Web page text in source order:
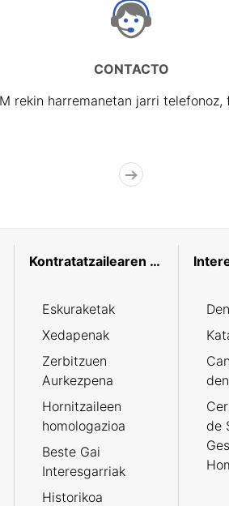
CONTACTO
rekin harremanetan jarri telefonoz,
Kontratatzailearen profila
Eskuraketak
Xedapenak
Zerbitzuen
Aurkezpena
Hornitzaileen
homologazioa
Beste Gai
Interesgarriak
Historikoa
de